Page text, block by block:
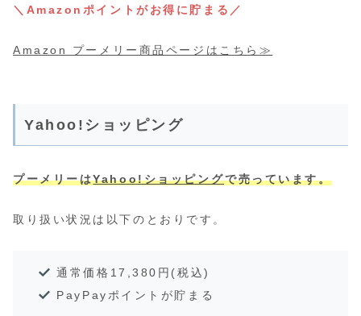
＼Amazonポイントがお得に貯まる／
Amazon プーメリー商品ページはこちら≫
Yahoo!ショッピング
プーメリーはYahoo!ショッピングで売っています。
取り扱い状況は以下のとおりです。
通常価格17,380円(税込)
PayPayポイントが貯まる